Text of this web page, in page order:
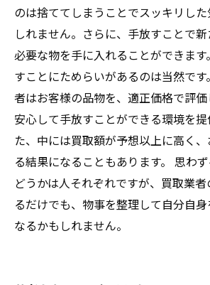
のは捨ててしまうことでスッキリし
しれません。さらに、手放すことで
必要な物を手に入れることができま
すことにためらいがあるのは当然で
者はお客様の品物を、適正価格で評
安心して手放すことができる環境を
た、中には買取額が予想以上に高く
る結果になることもあります。 思わ
どうかは人それぞれですが、買取業
るだけでも、物事を整理して自分自
なるかもしれません。